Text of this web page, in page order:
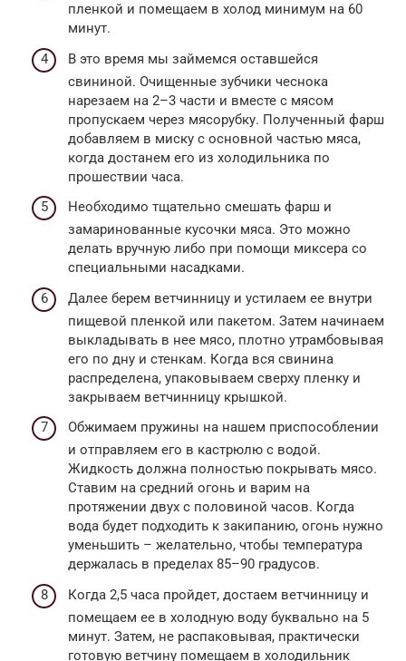
пленкой и помещаем в холод минимум на 60
минут.
В это время мы займемся оставшейся
свининой. Очищенные зубчики чеснока
нарезаем на 2–3 части и вместе с мясом
пропускаем через мясорубку. Полученный фарш
добавляем в миску с основной частью мяса,
когда достанем его из холодильника по
прошествии часа.
Необходимо тщательно смешать фарш и
замаринованные кусочки мяса. Это можно
делать вручную либо при помощи миксера со
специальными насадками.
Далее берем ветчинницу и устилаем ее внутри
пищевой пленкой или пакетом. Затем начинаем
выкладывать в нее мясо, плотно утрамбовывая
его по дну и стенкам. Когда вся свинина
распределена, упаковываем сверху пленку и
закрываем ветчинницу крышкой.
Обжимаем пружины на нашем приспособлении
и отправляем его в кастрюлю с водой.
Жидкость должна полностью покрывать мясо.
Ставим на средний огонь и варим на
протяжении двух с половиной часов. Когда
вода будет подходить к закипанию, огонь нужно
уменьшить – желательно, чтобы температура
держалась в пределах 85–90 градусов.
Когда 2,5 часа пройдет, достаем ветчинницу и
помещаем ее в холодную воду буквально на 5
минут. Затем, не распаковывая, практически
готовую ветчину помещаем в холодильник